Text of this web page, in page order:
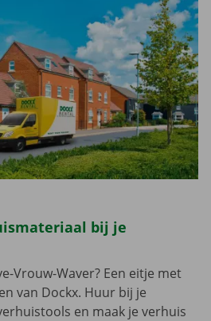
bij je
Vrouw-Waver? Een eitje met
van Dockx. Huur bij je
en maak je verhuis